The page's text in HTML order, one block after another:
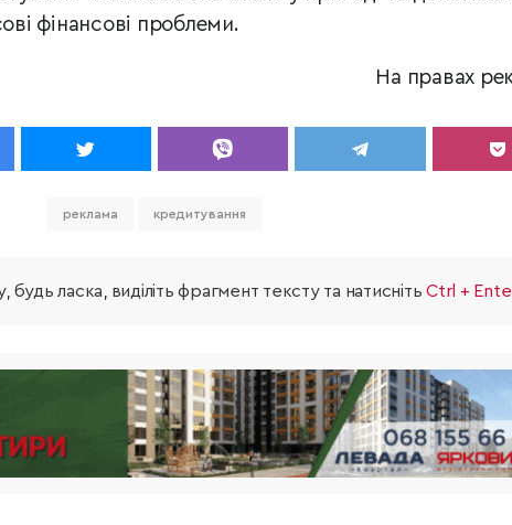
фінансові проблеми.
На правах
реклама кредитування
ласка, виділіть фрагмент тексту та натиснітьCtrl +